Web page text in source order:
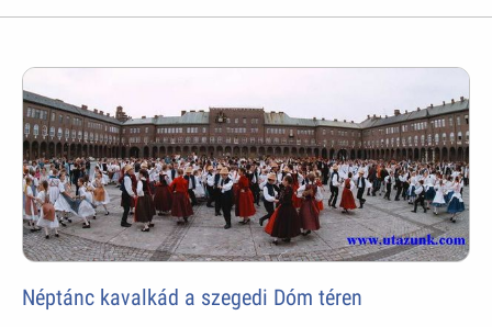
Néptánc kavalkád a szegedi Dóm téren